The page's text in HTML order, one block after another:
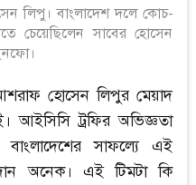
লিপু। বাংলাদেশ দলে কোচ-
চেয়েছিলেন সাবের হোসেন
হোসেন লিপুর মেয়াদ
আইসিসি ট্রফির অভিজ্ঞতা
সাফল্যে এই
অনেক। এই টিমটা কি